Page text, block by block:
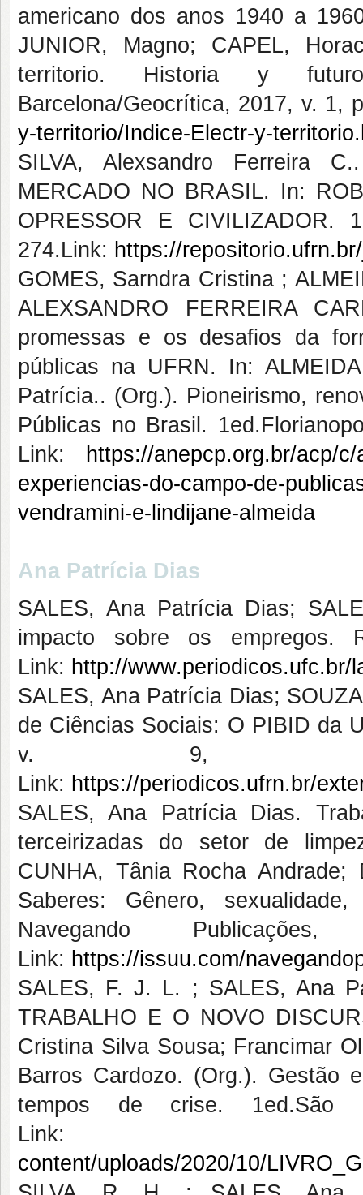
americano dos anos 1940 a
JUNIOR, Magno; CAPEL,
territorio. Historia y
Barcelona/Geocrítica, 2017, v. 1,
y-territorio/Indice-Electr-y-
SILVA, Alexsandro Ferreira
MERCADO NO BRASIL. In:
OPRESSOR E CIVILIZADOR.
274.Link: https://
GOMES, Sarndra Cristina ;
ALEXSANDRO FERREIRA
promessas e os desafios da
públicas na UFRN. In:
Patrícia.. (Org.). Pioneirismo,
Públicas no Brasil.
Link:
https://anepcp.org.br/acp/
experiencias-do-campo-de-
vendramini-e-lindijane-almeida
Ana Patrícia Dias
SALES, Ana Patrícia Dias;
impacto sobre os empregos.
Link: http://www.periodicos.ufc.br/
SALES, Ana Patrícia Dias;
de Ciências Sociais: O PIBID da
v. 9, p.
Link: https://periodicos.ufrn.br/
SALES, Ana Patrícia Dias.
terceirizadas do setor de
CUNHA, Tânia Rocha Andrade;
Saberes: Gênero,
Navegando
Link: https://issuu.com/
SALES, F. J. L. ; SALES, Ana
TRABALHO E O NOVO
Cristina Silva Sousa; Francimar
Barros Cardozo. (Org.). Gestão
tempos de crise.
Link:
content/uploads/2020/10/